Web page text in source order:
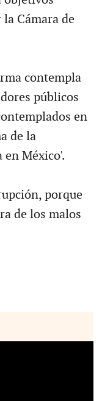
Cámara de
contempla
públicos
en
de la
en México'.
porque
de los malos